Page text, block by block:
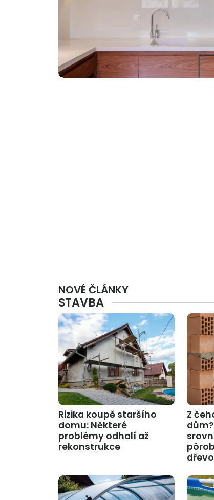
NOVÉ ČLÁNKY
STAVBA
Rizika koupě staršího
domu: Některé
problémy odhalí až
rekonstrukce
Z